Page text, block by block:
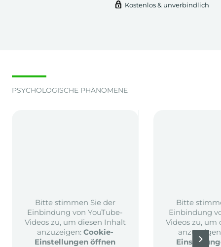
Kostenlos & unverbindlich
PSYCHOLOGISCHE PHÄNOMENE
Bitte stimmen Sie der
Einbindung von YouTube-
Videos zu, um diesen Inhalt
anzuzeigen: Cookie-
Einstellungen öffnen
Bitte
Einbindung
Videos zu, um